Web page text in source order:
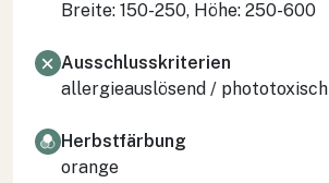
Breite: 150-250, Höhe: 250-600
Ausschlusskriterien
allergieauslösend / phototoxisch
Herbstfärbung
orange